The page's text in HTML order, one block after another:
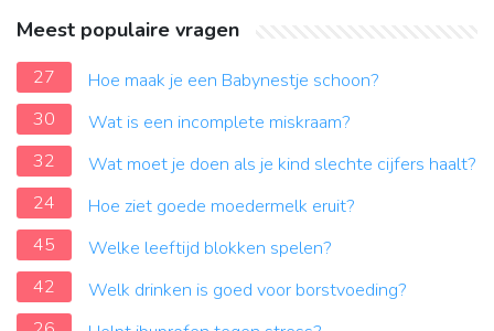
Meest populaire vragen
27
Hoe maak je een Babynestje schoon?
30
Wat is een incomplete miskraam?
32
Wat moet je doen als je kind slechte cijfers haalt?
24
Hoe ziet goede moedermelk eruit?
45
Welke leeftijd blokken spelen?
42
Welk drinken is goed voor borstvoeding?